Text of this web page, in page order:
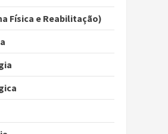
Física e Reabilitação)